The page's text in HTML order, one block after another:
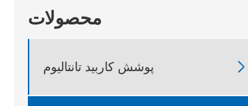
محصولات
پوشش کاربید تانتالیوم 